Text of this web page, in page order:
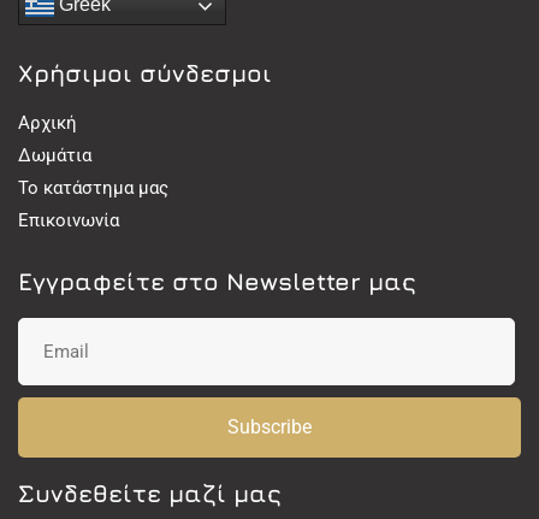
Greek
Χρήσιμοι σύνδεσμοι
Αρχική
Δωμάτια
Το κατάστημα μας
Επικοινωνία
Εγγραφείτε στο Newsletter μας
Subscribe
Συνδεθείτε μαζί μας